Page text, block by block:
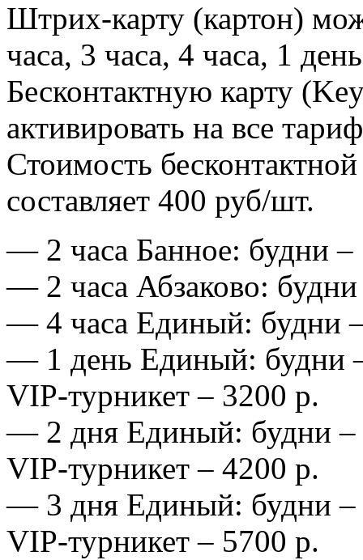
Штрих-карту (картон)
часа, 3 часа, 4 часа, 1
Бесконтактную карту
активировать на все
Стоимость
составляет 400 руб/шт.
— 2 часа Банное: будни
— 2 часа Абзаково:
— 4 часа Единый: будни
— 1 день Единый: будни
VIP-турникет – 3200 р.
— 2 дня Единый: будни –
VIP-турникет – 4200 р.
— 3 дня Единый: будни –
VIP-турникет – 5700 р.